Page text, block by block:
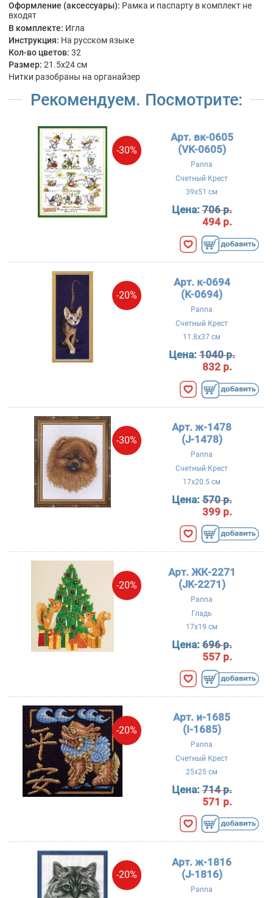
Оформление (аксессуары): Рамка и паспарту в комплект не
входят
В комплекте: Игла
Инструкция: На русском языке
Кол-во цветов: 32
Размер: 21.5x24 см
Нитки разобраны на органайзер
Рекомендуем. Посмотрите:
-30%
Арт. вк-0605
(VK-0605)
Panna
Счетный Крест
39x51 см
Цена:706 р.
494 р.
-20%
Арт. к-0694
(K-0694)
Panna
Счетный Крест
11.8x37 см
Цена:1040 р.
832 р.
-30%
Арт. ж-1478
(J-1478)
Panna
Счетный Крест
17x20.5 см
Цена:570 р.
399 р.
-20%
Арт. ЖК-2271
(JK-2271)
Panna
Гладь
17x19 см
Цена:696 р.
557 р.
-20%
Арт. и-1685
(I-1685)
Panna
Счетный Крест
25x25 см
Цена:714 р.
571 р.
-20%
Арт. ж-1816
(J-1816)
Panna